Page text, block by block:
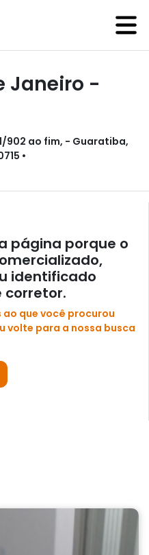
Janeiro -
902 ao fim, - Guaratiba,
•
página porque o
identificado
corretor.
ao que você procurou
volte para a nossa busca